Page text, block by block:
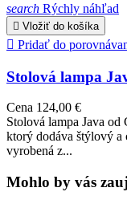
search Rýchly náhľad
 Vložiť do košíka
 Pridať do
Stolová lampa
Cena 124,00 €
Stolová lampa Java
ktorý dodáva štýlový a
vyrobená z...
Mohlo by vás